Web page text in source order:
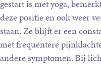
gestart is met yoga,
deze positie en ook weer
staan. Ze blijft er een
met frequentere
andere symptomen. Bij